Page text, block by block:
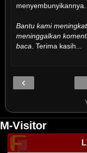
menyembunyikannya.
Bantu kami
meninggalkan
baca . Terima kasih...
‹
M-Visitor